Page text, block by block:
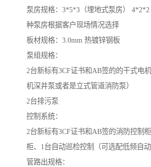
泵房规格：3*5*3（埋地式泵房）
种泵房根据客户现场情况选择
板材规格：3.0mm 热镀锌钢板
泵组规格：
2台新标有3CF证书和AB签的的干式电
机深井泵或者是立式管道消防泵）
2台排污泵
控制系统：
2台新标有3CF证书和AB签的消防控制
柜、1台自动巡检控制（可选配低频自动
管路出规格：